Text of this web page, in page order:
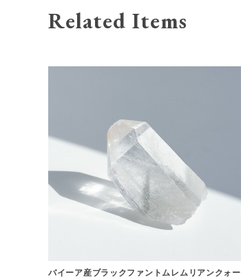
Related Items
バイーア産ブラックファントムレムリアンクォー